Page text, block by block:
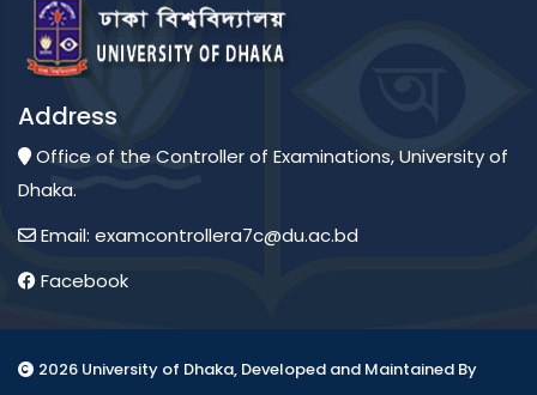
Address
Office of the Controller of Examinations, University of
Dhaka.
Email: examcontrollera7c@du.ac.bd
Facebook
2026 University of Dhaka, Developed and Maintained By